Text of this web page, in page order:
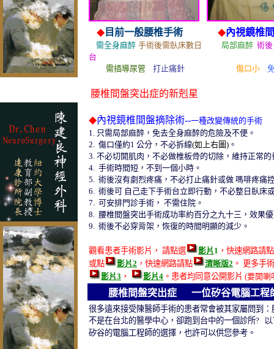
◆ 目前一般腰椎手術 ◆內視鏡椎
需全身麻醉 手術後需臥床數日 局部麻醉 術後
台
需插導尿管
打止痛針 傷口小
腰椎間盤突出症的新剋星
◆內視鏡椎間盤摘除術--一種改變傳統的手術
1. 只需局部麻醉，免去全身麻醉的危險及不便。
2. 傷口僅約1 公分，不必拆線(如上右圖) 。
3. 不必切開肌肉 ，不必做椎板骨的切除 ，維持正常
4. 手術時間短，不到一個小時。
5. 術後沒有劇烈疼痛，不必打止痛針或做 嗎啡疼痛
6. 術後可 自己走下手術台立即行動 ， 不必整日臥床
7. 可安排門診手術， 不需住院。
8. 腰椎間盤突出手術成功率約百分之九十三 ，效果
9. 術後不必穿背架，恢復的時間明顯的減少。
觀看患者手術影片， 請點選
影片 1 ，快速網路請點
或點
影片2 ，快速網路請點 清晰版2 。 更多手
影片3 ， 影片4 。患者均同意公開影片 (要開喇
腰椎間盤突出症 一位矽谷電腦工程
很多遠來接受陳醫師手術的患者常會被其家屬問到 ：
不是在台北的醫學中心 ，卻跑到 台中的一個診所?
矽谷的電腦工程師的選擇 ，也許可以供您參考。